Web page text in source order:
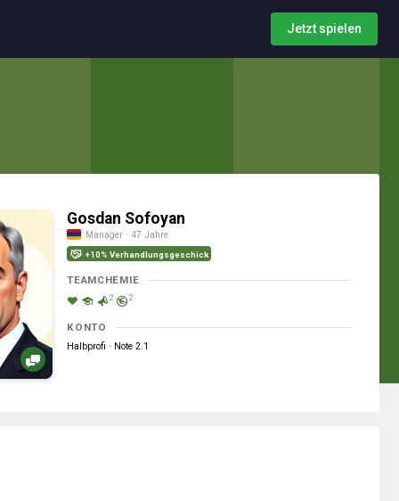
Jetzt spielen
Gosdan Sofoyan
Manager · 47 Jahre
+10% Verhandlungsgeschick
TEAMCHEMIE
2 2
KONTO
Halbprofi · Note 2.1